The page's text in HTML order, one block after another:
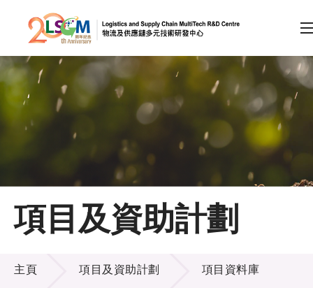
跳到內容（按回車鍵）
會員登入
A A EN 繁 简
主頁
關於LSCM
技術商品化
項目及資助計劃
項目及資助計劃
主頁 項目及資助計劃 項目資料庫